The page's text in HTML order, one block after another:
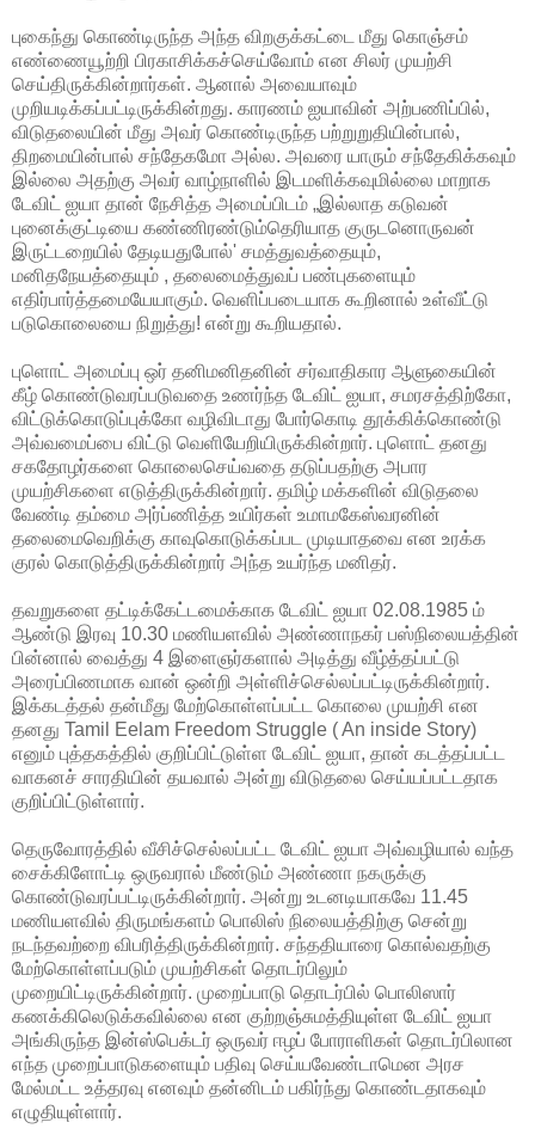
புகைந்து கொண்டிருந்த அந்த விறகுக்கட்டை மீது கொஞ்சம்
எண்ணையூற்றி பிரகாசிக்கச்செய்வோம் என சிலர் முயற்சி
செய்திருக்கின்றார்கள். ஆனால் அவையாவும்
முறியடிக்கப்பட்டிருக்கின்றது. காரணம் ஐயாவின் அற்பணிப்பில்,
விடுதலையின் மீது அவர் கொண்டிருந்த பற்றுறுதியின்பால்,
திறமையின்பால் சந்தேகமோ அல்ல. அவரை யாரும் சந்தேகிக்கவும்
இல்லை அதற்கு அவர் வாழ்நாளில் இடமளிக்கவுமில்லை மாறாக
டேவிட் ஐயா தான் நேசித்த அமைப்பிடம் „இல்லாத கடுவன்
புனைக்குட்டியை கண்ணிரண்டும்தெரியாத குருடனொருவன்
இருட்டறையில் தேடியதுபோல்' சமத்துவத்தையும்,
மனிதநேயத்தையும் , தலைமைத்துவப் பண்புகளையும்
எதிர்பார்த்தமையேயாகும். வெளிப்படையாக கூறினால் உள்வீட்டு
படுகொலையை நிறுத்து! என்று கூறியதால்.
புளொட் அமைப்பு ஒர் தனிமனிதனின் சர்வாதிகார ஆளுகையின்
கீழ் கொண்டுவரப்படுவதை உணர்ந்த டேவிட் ஐயா, சமரசத்திற்கோ,
விட்டுக்கொடுப்புக்கோ வழிவிடாது போர்கொடி தூக்கிக்கொண்டு
அவ்வமைப்பை விட்டு வெளியேறியிருக்கின்றார். புளொட் தனது
சகதோழர்களை கொலைசெய்வதை தடுப்பதற்கு அபார
முயற்சிகளை எடுத்திருக்கின்றார். தமிழ் மக்களின் விடுதலை
வேண்டி தம்மை அர்ப்ணித்த உயிர்கள் உமாமகேஸ்வரனின்
தலைமைவெறிக்கு காவுகொடுக்கப்பட முடியாதவை என உரக்க
குரல் கொடுத்திருக்கின்றார் அந்த உயர்ந்த மனிதர்.
தவறுகளை தட்டிக்கேட்டமைக்காக டேவிட் ஐயா 02.08.1985 ம்
ஆண்டு இரவு 10.30 மணியளவில் அண்ணாநகர் பஸ்நிலையத்தின்
பின்னால் வைத்து 4 இளைஞர்களால் அடித்து வீழ்த்தப்பட்டு
அரைப்பிணமாக வான் ஒன்றி அள்ளிச்செல்லப்பட்டிருக்கின்றார்.
இக்கடத்தல் தன்மீது மேற்கொள்ளப்பட்ட கொலை முயற்சி என
தனது Tamil Eelam Freedom Struggle ( An inside Story)
எனும் புத்தகத்தில் குறிப்பிட்டுள்ள டேவிட் ஐயா, தான் கடத்தப்பட்ட
வாகனச் சாரதியின் தயவால் அன்று விடுதலை செய்யப்பட்டதாக
குறிப்பிட்டுள்ளார்.
தெருவோரத்தில் வீசிச்செல்லப்பட்ட டேவிட் ஐயா அவ்வழியால் வந்த
சைக்கிளோட்டி ஒருவரால் மீண்டும் அண்ணா நகருக்கு
கொண்டுவரப்பட்டிருக்கின்றார். அன்று உடனடியாகவே 11.45
மணியளவில் திருமங்களம் பொலிஸ் நிலையத்திற்கு சென்று
நடந்தவற்றை விபரித்திருக்கின்றார். சந்ததியாரை கொல்வதற்கு
மேற்கொள்ளப்படும் முயற்சிகள் தொடர்பிலும்
முறையிட்டிருக்கின்றார். முறைப்பாடு தொடர்பில் பொலிஸார்
கணக்கிலெடுக்கவில்லை என குற்றஞ்சுமத்தியுள்ள டேவிட் ஐயா
அங்கிருந்த இன்ஸ்பெக்டர் ஒருவர் ஈழப் போராளிகள் தொடர்பிலான
எந்த முறைப்பாடுகளையும் பதிவு செய்யவேண்டாமென அரச
மேல்மட்ட உத்தரவு எனவும் தன்னிடம் பகிர்ந்து கொண்டதாகவும்
எழுதியுள்ளார்.